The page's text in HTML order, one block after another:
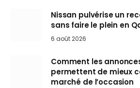
Nissan pulvérise un
sans faire le plein en
6 août 2026
Comment les
permettent de mieux
marché de l’occasion